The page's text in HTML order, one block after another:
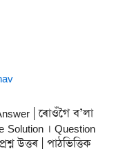
| ৰোওঁগৈ ব’লা
। Question
উত্তৰ | পাঠভিত্তিক